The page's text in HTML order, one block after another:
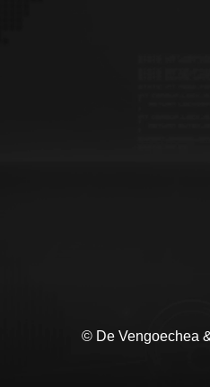
© De Vengoechea